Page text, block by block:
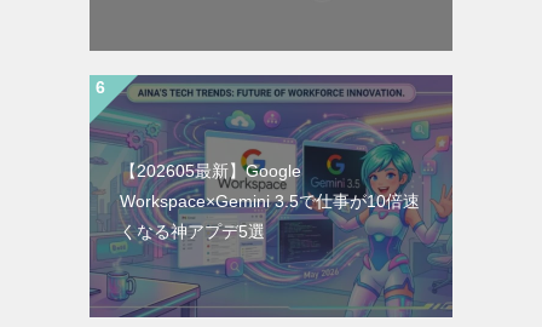
【202605最新】Google
Workspace×Gemini 3.5で仕事が10倍速
くなる神アプデ5選